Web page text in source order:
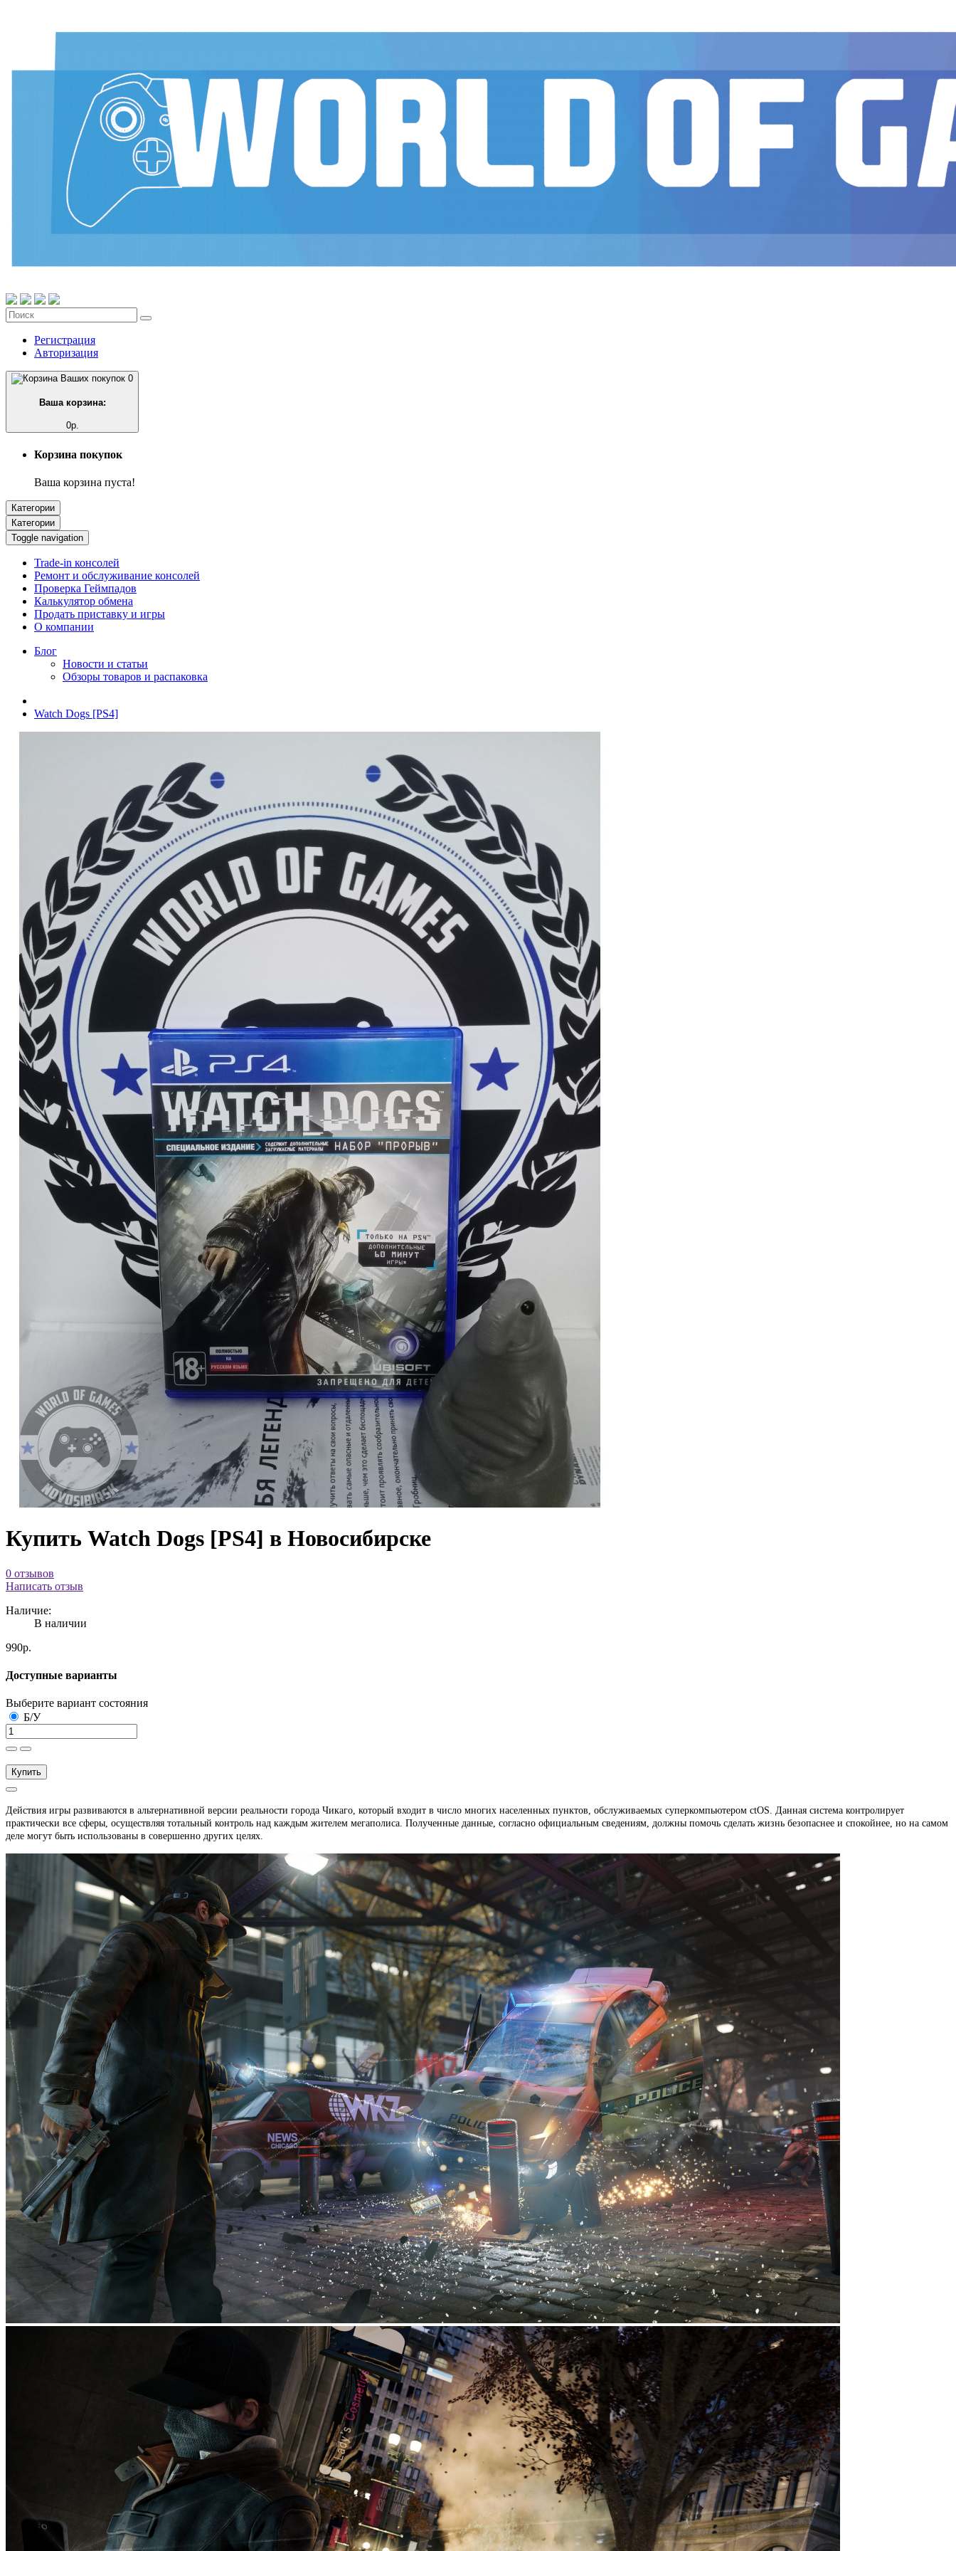
Регистрация
Авторизация
0
Ваша корзина:
0р.
Корзина покупок
Ваша корзина пуста!
Категории
Категории
Toggle navigation
Trade-in консолей
Ремонт и обслуживание консолей
Проверка Геймпадов
Калькулятор обмена
Продать приставку и игры
О компании
Блог
Новости и статьи
Обзоры товаров и распаковка
Watch Dogs [PS4]
Купить Watch Dogs [PS4] в Новосибирске
0 отзывов
Написать отзыв
Наличие:
В наличии
990р.
Доступные варианты
Выберите вариант состояния
Б/У
Купить
Действия игры развиваются в альтернативной версии реальности города Чикаго, который входит в число многих населенных пунктов, обслуживаемых суперкомпьютером ctOS. Данная система контролирует
практически все сферы, осуществляя тотальный контроль над каждым жителем мегаполиса. Полученные данные, согласно официальным сведениям, должны помочь сделать жизнь безопаснее и спокойнее, но на самом
деле могут быть использованы в совершенно других целях.